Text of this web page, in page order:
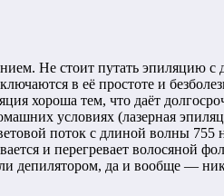
Не стоит путать эпиляцию
в её простоте и
хороша тем, что даёт
условиях (лазерная
поток с длиной волны
и перегревает волосяной
депилятором, да и вообще —